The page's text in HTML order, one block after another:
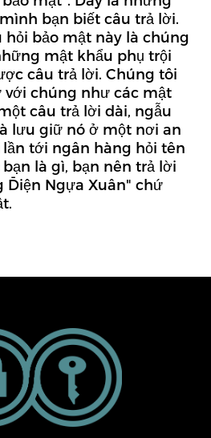
bạn biết câu trả lời.
hỏi bảo mật này là chúng
mật khẩu phụ trội
câu trả lời. Chúng tôi
với chúng như các mật
câu trả lời dài, ngẫu
lưu giữ nó ở một nơi an
tới ngân hàng hỏi tên
là gì, bạn nên trả lời
Điện Ngựa Xuân" chứ